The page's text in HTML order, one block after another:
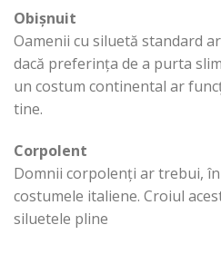
Obișnuit
Oamenii cu siluetă standard
dacă preferința de a purta
un costum continental ar
tine.
Corpolent
Domnii corpolenți ar trebui,
costumele italiene. Croiul
siluetele pline